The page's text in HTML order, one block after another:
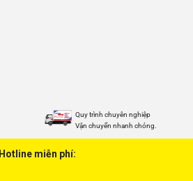
Quy trình chuyên nghiệp
Vận chuyển nhanh chóng.
Hotline miễn phí: